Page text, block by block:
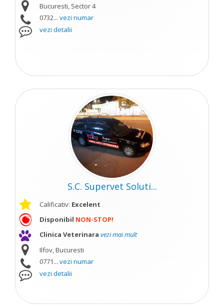
Bucuresti, Sector 4
0732... vezi numar
vezi detalii
S.C. Supervet Soluti...
Calificativ: Excelent
Disponibil NON-STOP!
Clinica Veterinara vezi mai mult
Ilfov, Bucuresti
0771... vezi numar
vezi detalii